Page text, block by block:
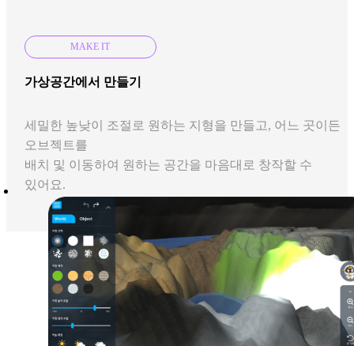
MAKE IT
가상공간에서 만들기
세밀한 높낮이 조절로 원하는 지형을 만들고, 어느 곳이든
오브젝트를
배치 및 이동하여 원하는 공간을 마음대로 창작할 수
있어요.